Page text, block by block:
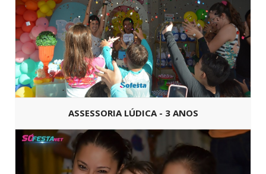
ASSESSORIA LÚDICA - 3 ANOS